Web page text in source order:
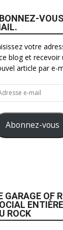
votre
blog et
article par e-
Abonnez-vous
GARAGE OF
ROCK